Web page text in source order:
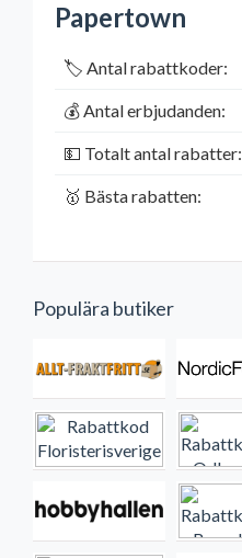
Papertown
🏷️ Antal rabattkoder:
💰 Antal erbjudanden:
💵 Totalt antal rabatter:
🥇 Bästa rabatten:
Populära butiker